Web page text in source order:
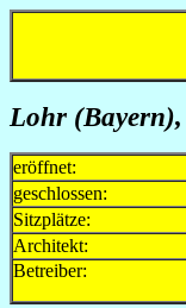
Lohr
eröffnet:
geschlossen:
Sitzplätze:
Architekt:
Betreiber: